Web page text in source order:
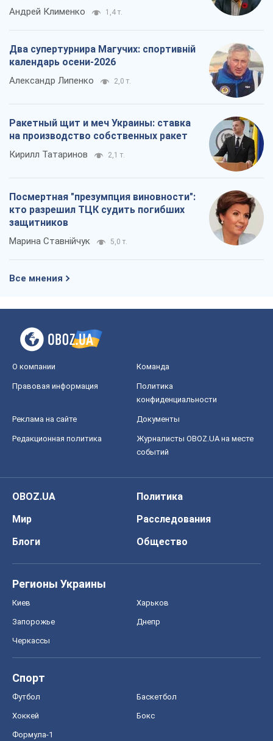
Андрей Клименко 1,4 т.
Два супертурнира Магучих: спортивній
календарь осени-2026
Александр Липенко 2,0 т.
Ракетный щит и меч Украины: ставка
на производство собственных ракет
Кирилл Татаринов 2,1 т.
Посмертная "презумпция виновности":
кто разрешил ТЦК судить погибших
защитников
Марина Ставнійчук 5,0 т.
Все мнения
О компании Команда
Правовая информация
Политика
конфиденциальности
Реклама на сайте Документы
Редакционная политика
Журналисты OBOZ.UA на месте
событий
OBOZ.UA
Политика
Мир
Расследования
Блоги
Общество
Регионы Украины
Киев Харьков
Запорожье Днепр
Черкассы
Спорт
Футбол Баскетбол
Хоккей Бокс
Формула-1